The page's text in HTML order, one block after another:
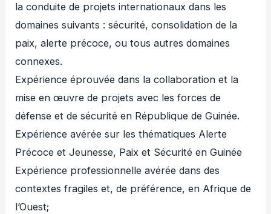
la conduite de projets internationaux dans les
domaines suivants : sécurité, consolidation de la
paix, alerte précoce, ou tous autres domaines
connexes.
Expérience éprouvée dans la collaboration et la
mise en œuvre de projets avec les forces de
défense et de sécurité en République de Guinée.
Expérience avérée sur les thématiques Alerte
Précoce et Jeunesse, Paix et Sécurité en Guinée
Expérience professionnelle avérée dans des
contextes fragiles et, de préférence, en Afrique de
l’Ouest;